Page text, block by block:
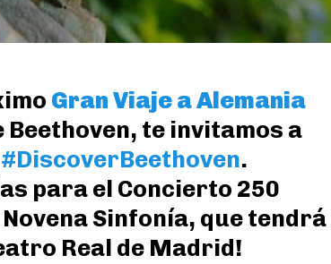
Gran Viaje a Alemania
Beethoven, te invitamos a
.
para el Concierto 250
Sinfonía, que tendrá
Real de Madrid!